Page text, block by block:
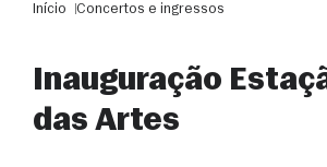
Início Concertos e ingressos
Inauguração
das Artes